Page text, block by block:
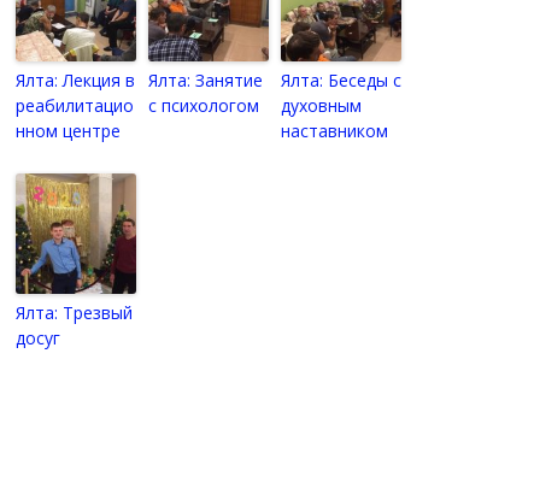
Ялта: Лекция в
реабилитацио
нном центре
Ялта: Занятие
с психологом
Ялта: Беседы с
духовным
наставником
Ялта: Трезвый
досуг